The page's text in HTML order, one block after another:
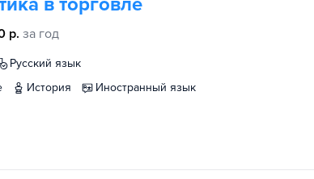
р. за год
русский язык
история иностранный язык